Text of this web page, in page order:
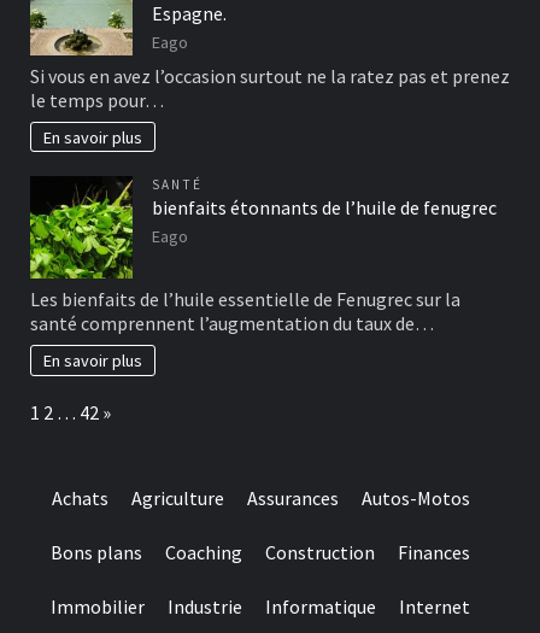
Espagne.
Eago
Si vous en avez l’occasion surtout ne la ratez pas et prenez
le temps pour…
En savoir plus
SANTÉ
bienfaits étonnants de l’huile de fenugrec
Eago
Les bienfaits de l’huile essentielle de Fenugrec sur la
santé comprennent l’augmentation du taux de…
En savoir plus
Page:
1 2 … 42 Next
»
Achats Agriculture Assurances Autos-Motos
Bons plans Coaching Construction Finances
Immobilier Industrie Informatique Internet